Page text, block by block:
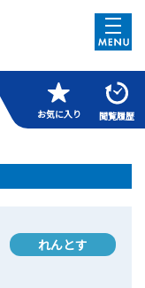
お気に入り 閲覧履歴
れんとす